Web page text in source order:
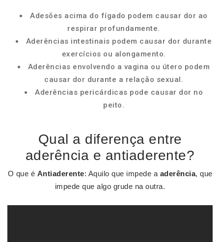
Adesões acima do fígado podem causar dor ao
respirar profundamente.
Aderências intestinais podem causar dor durante
exercícios ou alongamento.
Aderências envolvendo a vagina ou útero podem
causar dor durante a relação sexual.
Aderências pericárdicas pode causar dor no
peito.
Qual a diferença entre
aderência e antiaderente?
O que é Antiaderente: Aquilo que impede a aderência, que
impede que algo grude na outra.